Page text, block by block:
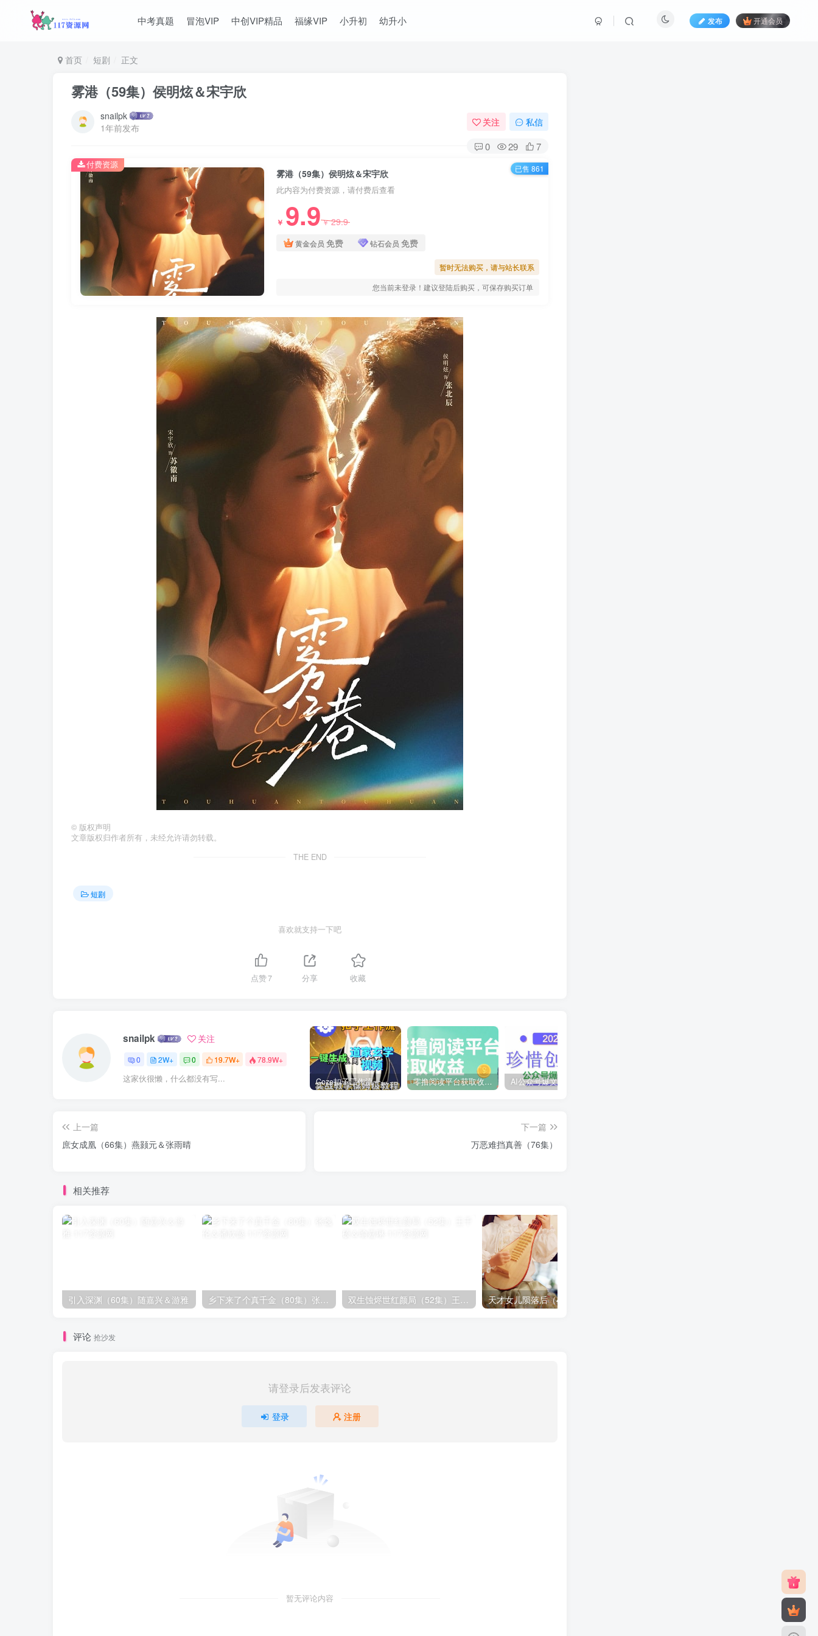
中考真题 冒泡VIP 中创VIP精品 福缘VIP 小升初 幼升小 发布 开通会员
首页 短剧 正文
雾港（59集）侯明炫＆宋宇欣
snailpk
1年前发布
关注 私信
0 29 7
雾港（59集）侯明炫＆宋宇欣
此内容为付费资源，请付费后查看
￥ 9.9￥29.9
黄金会员 免费 钻石会员 免费
暂时无法购买，请与站长联系
您当前未登录！建议登陆后购买，可保存购买订单
付费资源 已售 861
© 版权声明
文章版权归作者所有，未经允许请勿转载。
THE END
短剧
喜欢就支持一下吧
点赞7 分享 收藏
snailpk 关注
0 2W+ 0 19.7W+ 78.9W+
这家伙很懒，什么都没有写... Coze扣子工作流一键生成道家玄学短视频，实战保姆级教程 零撸阅读平台获取收益，最新无门槛平台，一部手机即可操作，单日收益50-3张【揭秘】
上一篇
庶女成凰（66集）燕颢元＆张雨晴
下一篇
万恶难挡真善（76集）
相关推荐
引入深渊（60集）随嘉兴＆游雅 天才女儿陨落后（41集）崔秀子
评论 抢沙发
请登录后发表评论
登录 注册
暂无评论内容